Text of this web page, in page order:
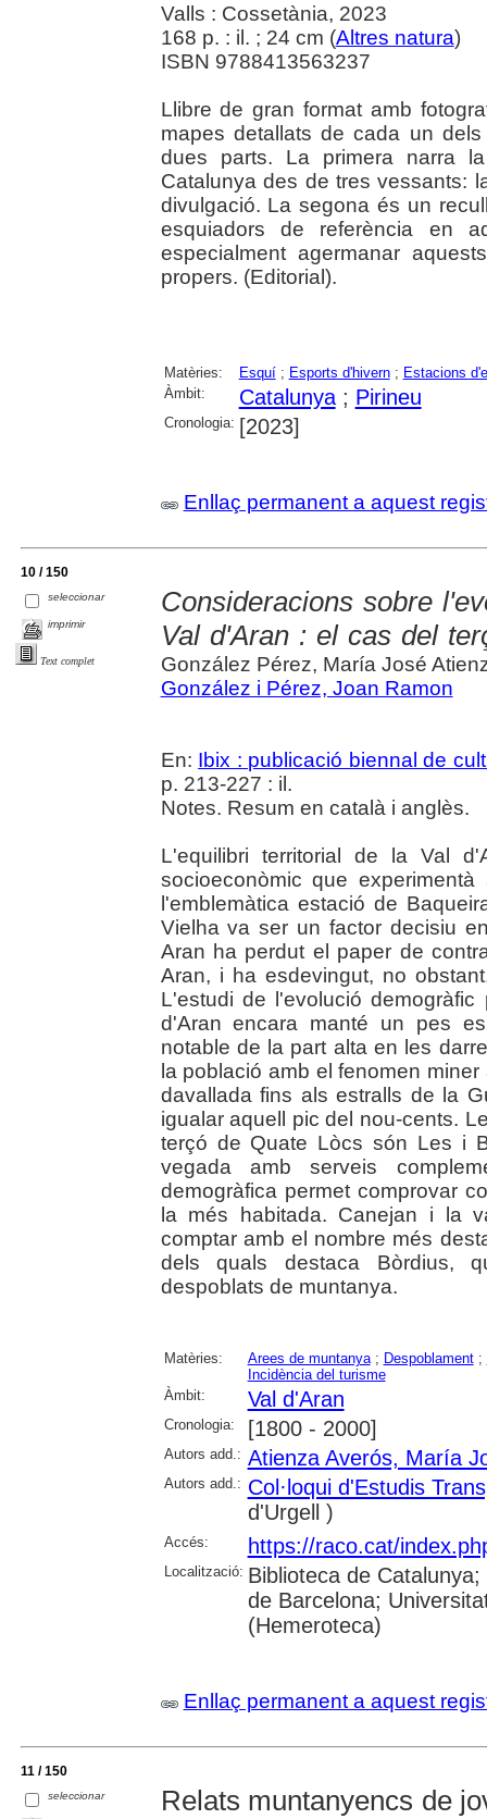
Valls : Cossetània, 2023
168 p. : il. ; 24 cm (Altres natura)
ISBN 9788413563237
Llibre de gran format amb
mapes detallats de cada un
dues parts. La primera narra
Catalunya des de tres vessants:
divulgació. La segona és un
esquiadors de referència en
especialment agermanar
propers. (Editorial).
Matèries: Esquí; Esports d'hivern; Estacions
Àmbit:
Catalunya; Pirineu
Cronologia: [2023]
Enllaç permanent a aquest
10 / 150
seleccionar
imprimir
Text complet
Consideracions sobre
Val d'Aran : el cas del
González Pérez, María José
González i Pérez, Joan Ramon
En: Ibix : publicació biennal de
p. 213-227 : il.
Notes. Resum en català i anglès.
L'equilibri territorial de la Val
socioeconòmic que
l'emblemàtica estació de
Vielha va ser un factor decisiu
Aran ha perdut el paper de
Aran, i ha esdevingut, no
L'estudi de l'evolució
d'Aran encara manté un pes
notable de la part alta en les
la població amb el fenomen
davallada fins als estralls de la
igualar aquell pic del nou-cents.
terçó de Quate Lòcs són Les i
vegada amb serveis
demogràfica permet comprovar
la més habitada. Canejan i la
comptar amb el nombre més
dels quals destaca Bòrdius,
despoblats de muntanya.
Matèries: Arees de muntanya; Despoblament;
Incidència del turisme
Àmbit:
Val d'Aran
Cronologia: [1800 - 2000]
Autors add.: Atienza Averós, María
Autors add.: Col·loqui d'Estudis
d'Urgell )
Accés: https://raco.cat/
Localització: Biblioteca de
de Barcelona;
(Hemeroteca)
Enllaç permanent a aquest
11 / 150
seleccionar Relats muntanyencs de